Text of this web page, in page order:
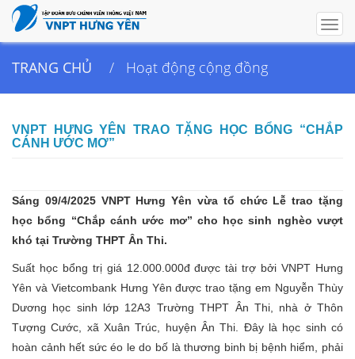
TRANG CHỦ Hoạt động cộng đồng
VNPT HƯNG YÊN TRAO TẶNG HỌC BỔNG “CHẮP
CÁNH ƯỚC MƠ”
Sáng 09/4/2025 VNPT Hưng Yên vừa tổ chức Lễ trao tặng
học bổng “Chắp cánh ước mơ” cho học sinh nghèo vượt
khó tại Trường THPT Ân Thi.
Suất học bổng trị giá 12.000.000đ được tài trợ bởi VNPT Hưng
Yên và Vietcombank Hưng Yên được trao tặng em Nguyễn Thùy
Dương học sinh lớp 12A3 Trường THPT Ân Thi, nhà ở Thôn
Tượng Cước, xã Xuân Trúc, huyện Ân Thi. Đây là học sinh có
hoàn cảnh hết sức éo le do bố là thương binh bị bệnh hiểm, phải